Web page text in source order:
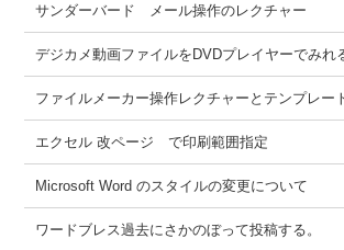
サンダーバード メール操作のレクチャー
デジカメ動画ファイルをDVDプレイヤーでみれ
ファイルメーカー操作レクチャーとテンプレー
エクセル 改ページ で印刷範囲指定
Microsoft Word のスタイルの変更について
ワードブレス過去にさかのぼって投稿する。